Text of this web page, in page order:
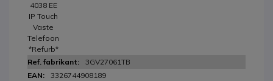
4038 EE
IP Touch
Vaste
Telefoon
*Refurb*
3GV27061TB
3326744908189